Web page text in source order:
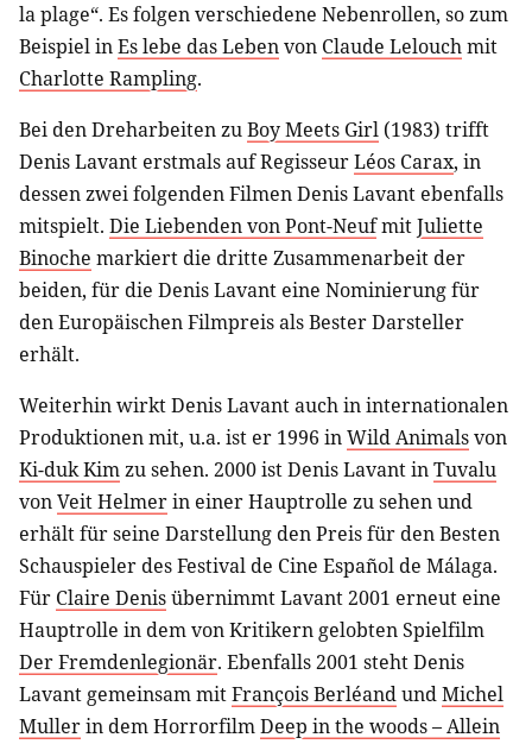
la plage“. Es folgen verschiedene Nebenrollen, so zum
Beispiel inEs lebe das Lebenvon Claude Lelouchmit
Charlotte Rampling.
Bei den Dreharbeiten zuBoy Meets Girl (1983) trifft
Denis Lavant erstmals auf RegisseurLéos Carax, in
dessen zwei folgenden Filmen Denis Lavant ebenfalls
mitspielt. Die Liebenden von Pont-NeufmitJuliette
Binoche markiert die dritte Zusammenarbeit der
beiden, für die Denis Lavant eine Nominierung für
den Europäischen Filmpreis als Bester Darsteller
erhält.
Weiterhin wirkt Denis Lavant auch in internationalen
Produktionen mit, u.a. ist er 1996 inWild Animalsvon
Ki-duk Kimzu sehen. 2000 ist Denis Lavant inTuvalu
vonVeit Helmerin einer Hauptrolle zu sehen und
erhält für seine Darstellung den Preis für den Besten
Schauspieler des Festival de Cine Español de Málaga.
Für Claire Denisübernimmt Lavant 2001 erneut eine
Hauptrolle in dem von Kritikern gelobten Spielfilm
Der Fremdenlegionär. Ebenfalls 2001 steht Denis
Lavant gemeinsam mitFrançois BerléandundMichel
Mullerin dem HorrorfilmDeep in the woods – Allein